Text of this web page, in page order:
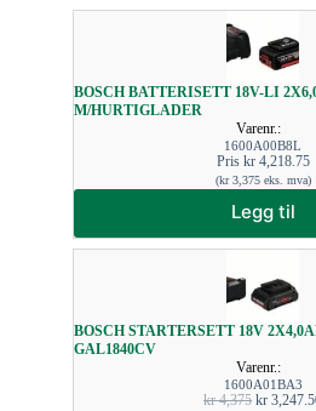
BOSCH BATTERISETT 18V-LI
M/HURTIGLADER
Varenr.:
1600A00B8L
Pris kr4,218.75
(kr3,375eks. mva)
Legg til
BOSCH STARTERSETT 18V
GAL1840CV
Varenr.:
1600A01BA3
kr4,375 kr